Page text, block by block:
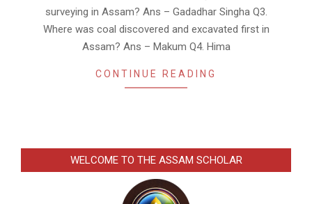
surveying in Assam? Ans – Gadadhar Singha Q3.
Where was coal discovered and excavated first in
Assam? Ans – Makum Q4. Hima
CONTINUE READING
WELCOME TO THE ASSAM SCHOLAR